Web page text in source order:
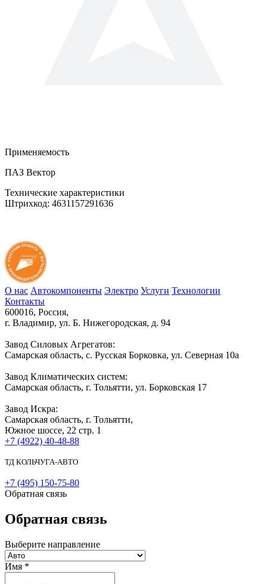
Применяемость
ПАЗ Вектор
Технические характеристики
Штрихкод: 4631157291636
О нас Автокомпоненты Электро Услуги Технологии
Контакты
600016, Россия,
г. Владимир, ул. Б. Нижегородская, д. 94
Завод Силовых Агрегатов:
Самарская область, с. Русская Борковка, ул. Северная 10а
Завод Климатических систем:
Самарская область, г. Тольятти, ул. Борковская 17
Завод Искра:
Самарская область, г. Тольятти,
Южное шоссе, 22 стр. 1
+7 (4922) 40-48-88
ТД КОЛЬЧУГА-АВТО
+7 (495) 150-75-80
Обратная связь
Обратная связь
Выберите направление
Имя *